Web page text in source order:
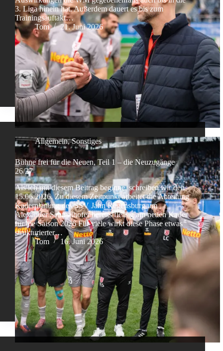
3. Liga hinein hat. Außerdem dauert es bis zum
Trainingsauftakt…
Tom
21. Juni 2026
Allgemein,Sonstiges
Bühne frei für die Neuen, Teil 1 – die Neuzugänge
26/27
Als ich mit diesem Beitrag beginne, schreiben wir den
15.06.2026. Zu diesem Zeitpunkt arbeitet die Abteilung
Kaderplanung des SSV Jahn Regensburg um
Alexander Schmalhofer bereits fleißig am neuen Kader
für die Saison 2026 Für viele wirkt diese Phase etwas
strukturierter…
Tom
16. Juni 2026